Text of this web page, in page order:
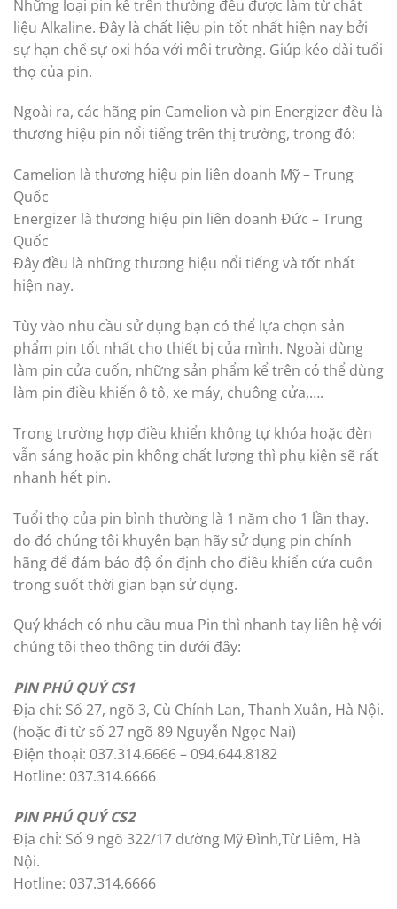
Những loại pin kể trên thường đều được làm từ chất
liệu Alkaline. Đây là chất liệu pin tốt nhất hiện nay bởi
sự hạn chế sự oxi hóa với môi trường. Giúp kéo dài tuổi
thọ của pin.
Ngoài ra, các hãng pin Camelion và pin Energizer đều là
thương hiệu pin nổi tiếng trên thị trường, trong đó:
Camelion là thương hiệu pin liên doanh Mỹ – Trung
Quốc
Energizer là thương hiệu pin liên doanh Đức – Trung
Quốc
Đây đều là những thương hiệu nổi tiếng và tốt nhất
hiện nay.
Tùy vào nhu cầu sử dụng bạn có thể lựa chọn sản
phẩm pin tốt nhất cho thiết bị của mình. Ngoài dùng
làm pin cửa cuốn, những sản phẩm kể trên có thể dùng
làm pin điều khiển ô tô, xe máy, chuông cửa,….
Trong trường hợp điều khiển không tự khóa hoặc đèn
vẫn sáng hoặc pin không chất lượng thì phụ kiện sẽ rất
nhanh hết pin.
Tuổi thọ của pin bình thường là 1 năm cho 1 lần thay.
do đó chúng tôi khuyên bạn hãy sử dụng pin chính
hãng để đảm bảo độ ổn định cho điều khiển cửa cuốn
trong suốt thời gian bạn sử dụng.
Quý khách có nhu cầu mua Pin thì nhanh tay liên hệ với
chúng tôi theo thông tin dưới đây:
PIN PHÚ QUÝ CS1
Địa chỉ: Số 27, ngõ 3, Cù Chính Lan, Thanh Xuân, Hà Nội.
(hoặc đi từ số 27 ngõ 89 Nguyễn Ngọc Nại)
Điện thoại: 037.314.6666 – 094.644.8182
Hotline: 037.314.6666
PIN PHÚ QUÝ CS2
Địa chỉ: Số 9 ngõ 322/17 đường Mỹ Đình,Từ Liêm, Hà
Nội.
Hotline: 037.314.6666